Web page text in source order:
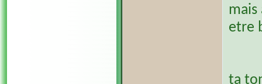
mais
etre
ta